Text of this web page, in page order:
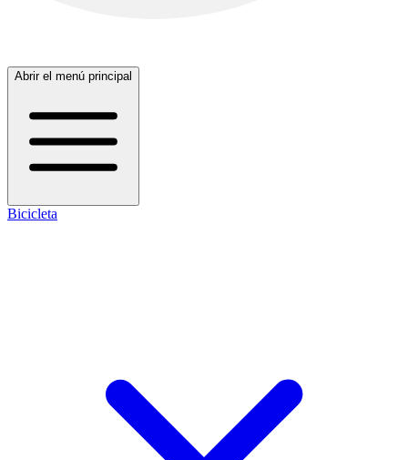
Abrir el menú principal
Bicicleta